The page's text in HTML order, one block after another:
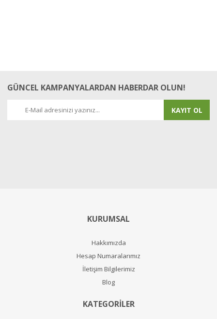
GÜNCEL KAMPANYALARDAN HABERDAR OLUN!
KAYIT OL
KURUMSAL
Hakkımızda
Hesap Numaralarımız
İletişim Bilgilerimiz
Blog
KATEGORİLER